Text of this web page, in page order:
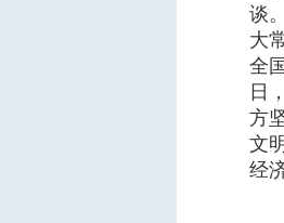
谈
大
全
日
方
文
经